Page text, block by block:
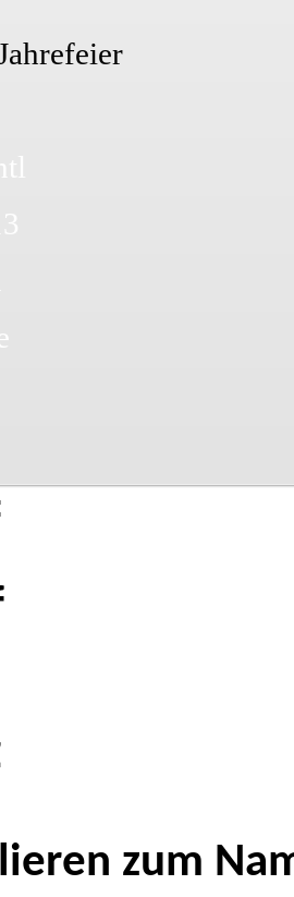
zum